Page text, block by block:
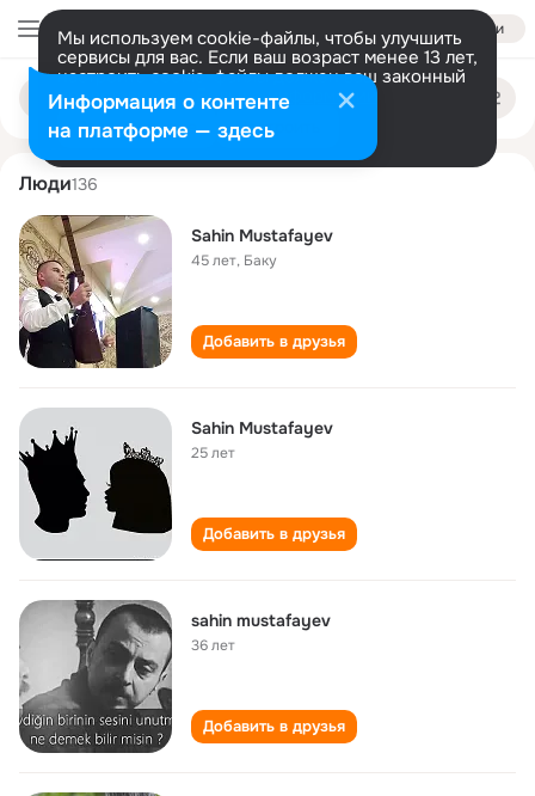
Войти
Мы используем cookie-файлы, чтобы улучшить
сервисы для вас. Если ваш возраст менее 13 лет,
настроить cookie-файлы должен ваш законный
представитель. Больше информации
Разрешить все Настроить
Поиск
людям
sahin mustafayev
Люди136
Sahin Mustafayev
45 лет, Баку
Добавить в друзья
Sahin Mustafayev
25 лет
Добавить в друзья
sahin mustafayev
36 лет
Добавить в друзья
Информация о контенте
на платформе — здесь